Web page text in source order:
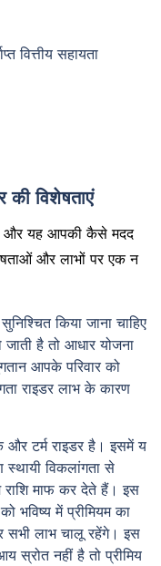
वित्तीय सहायता
की विशेषताएं
और यह आपकी कैसे मदद
और लाभों पर एक न
किया जाना चाहिए
है तो आधार योजना
आपके परिवार को
राइडर लाभ के कारण
और टर्म राइडर है। इसमें य
स्थायी विकलांगता से
राशि माफ कर देते हैं। इस
भविष्य में प्रीमियम का
सभी लाभ चालू रहेंगे। इस
नहीं है तो प्रीमिय